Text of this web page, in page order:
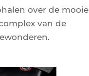
over de mooie
van de